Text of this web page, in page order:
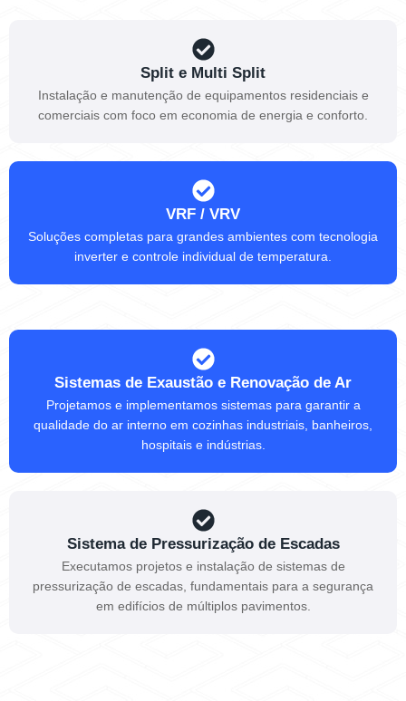
Split e Multi Split
Instalação e manutenção de equipamentos residenciais e
comerciais com foco em economia de energia e conforto.
VRF / VRV
Soluções completas para grandes ambientes com tecnologia
inverter e controle individual de temperatura.
Sistemas de Exaustão e Renovação de Ar
Projetamos e implementamos sistemas para garantir a
qualidade do ar interno em cozinhas industriais, banheiros,
hospitais e indústrias.
Sistema de Pressurização de Escadas
Executamos projetos e instalação de sistemas de
pressurização de escadas, fundamentais para a segurança
em edifícios de múltiplos pavimentos.